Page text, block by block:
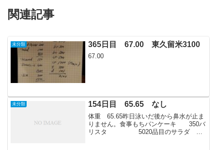
関連記事
未分類 365日目 67.00 東久留米3100
67.00
未分類 154日目 65.65 なし
体重 65.65昨日泳いだ後から鼻水が止ま
りません。食事もちパンケーキ 350バ
リスタ 5020品目のサラダ